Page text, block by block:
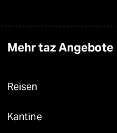
Mehr taz Angebote
Reisen
Kantine